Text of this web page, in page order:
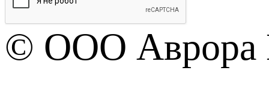
© OOO Аврора